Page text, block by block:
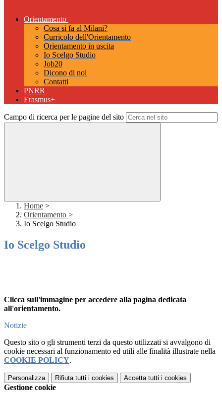
Orientamento
Cosa si fa al Milani?
Curricolo dell'Orientamento
Orientamento in uscita
Io Scelgo Studio
Job20
Dicono di noi
Contatti
PNRR
Erasmus+
Campo di ricerca per le pagine del sito
Home >
Orientamento >
Io Scelgo Studio
Io Scelgo Studio
Clicca sull'immagine per accedere alla pagina dedicata
all'orientamento.
Notizie
Questo sito o gli strumenti terzi da questo utilizzati si avvalgono di
cookie necessari al funzionamento ed utili alle finalità illustrate nella
COOKIE POLICY.
Personalizza Rifiuta tutti i cookies Accetta tutti i cookies
Gestione cookie